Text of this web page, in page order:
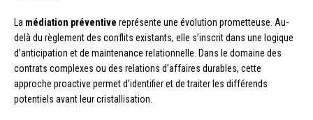
La médiation préventive représente une évolution prometteuse. Au-
delà du règlement des conflits existants, elle s’inscrit dans une logique
d’anticipation et de maintenance relationnelle. Dans le domaine des
contrats complexes ou des relations d’affaires durables, cette
approche proactive permet d’identifier et de traiter les différends
potentiels avant leur cristallisation.